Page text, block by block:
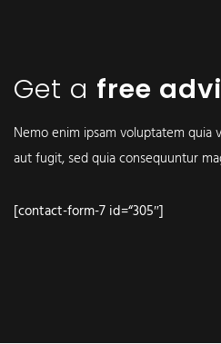
Get a free
Nemo enim ipsam voluptatem quia
aut fugit, sed quia consequuntur
[contact-form-7 id=“305″]